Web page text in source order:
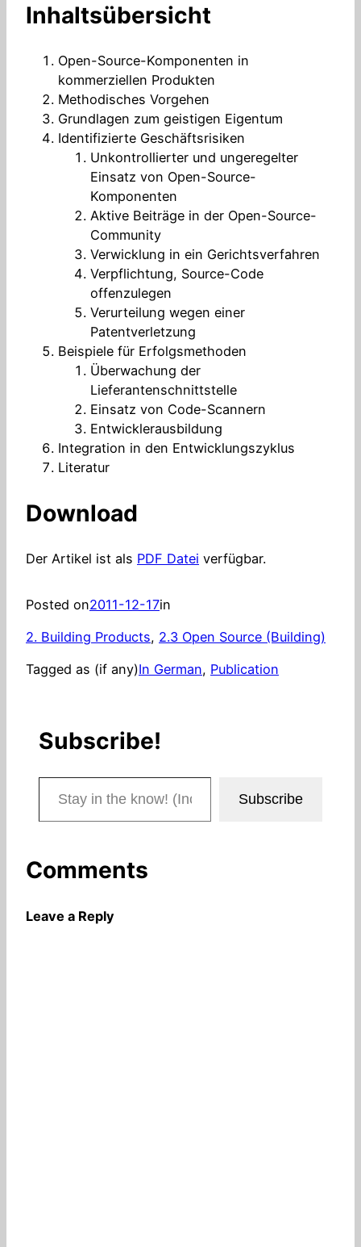
Inhaltsübersicht
Open-Source-Komponenten in
kommerziellen Produkten
Methodisches Vorgehen
Grundlagen zum geistigen Eigentum
Identifizierte Geschäftsrisiken
Unkontrollierter und ungeregelter
Einsatz von Open-Source-
Komponenten
Aktive Beiträge in der Open-Source-
Community
Verwicklung in ein Gerichtsverfahren
Verpflichtung, Source-Code
offenzulegen
Verurteilung wegen einer
Patentverletzung
Beispiele für Erfolgsmethoden
Überwachung der
Lieferantenschnittstelle
Einsatz von Code-Scannern
Entwicklerausbildung
Integration in den Entwicklungszyklus
Literatur
Download
Der Artikel ist als PDF Datei verfügbar.
Posted on2011-12-17in
2. Building Products, 2.3 Open Source (Building)
Tagged as (if any)In German, Publication
Subscribe!
Stay in the know! (Includes articles and blog posts.)
Subscribe
Comments
Leave a Reply